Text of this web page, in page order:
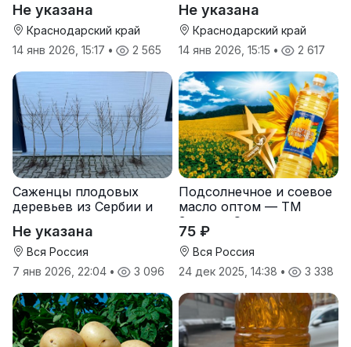
Не указана
Краснодарский край
14 янв 2026, 15:17 • 2 565
Не указана
Краснодарский край
14 янв 2026, 15:15 • 2 617
Саженцы плодовых
деревьев из Сербии и
Не указана
Вся Россия
7 янв 2026, 22:04 • 3 096
Подсолнечное и соевое
масло оптом — ТМ
Золотая Семечка
75 ₽
Вся Россия
24 дек 2025, 14:38 • 3 338